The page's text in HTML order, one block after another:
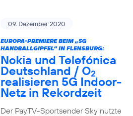
09. Dezember 2020
EUROPA-PREMIERE BEIM „5G
HANDBALLGIPFEL“ IN FLENSBURG:
Nokia und Telefónica
Deutschland / O2
realisieren 5G Indoor-
Netz in Rekordzeit
Der PayTV-Sportsender Sky nutzte